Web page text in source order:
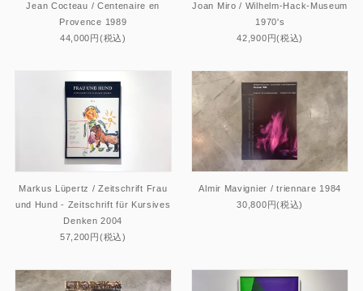
Jean Cocteau / Centenaire en
Provence 1989
44,000円(税込)
Joan Miro / Wilhelm-Hack-Museum
1970's
42,900円(税込)
Markus Lüpertz / Zeitschrift Frau
und Hund - Zeitschrift für Kursives
Denken 2004
57,200円(税込)
Almir Mavignier / triennare 1984
30,800円(税込)